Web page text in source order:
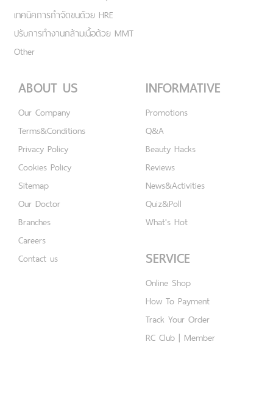
เทคนิคการกำจัดขนด้วย HRE
ปรับการทำงานกล้ามเนื้อด้วย MMT
Other
ABOUT US
Our Company
Terms&Conditions
Privacy Policy
Cookies Policy
Sitemap
Our Doctor
Branches
Careers
Contact us
INFORMATIVE
Promotions
Q&A
Beauty Hacks
Reviews
News&Activities
Quiz&Poll
What's Hot
SERVICE
Online Shop
How To Payment
Track Your Order
RC Club | Member